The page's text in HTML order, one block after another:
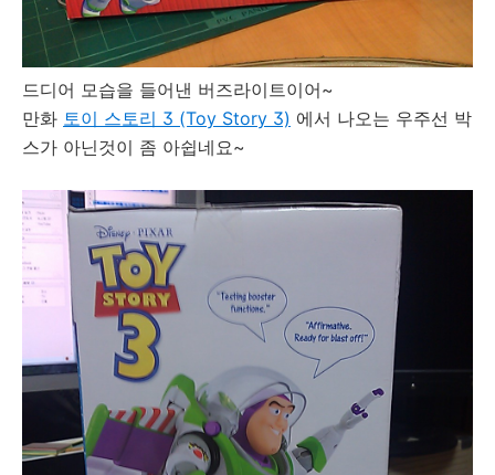
드디어 모습을 들어낸 버즈라이트이어~
만화 토이 스토리 3 (Toy Story 3) 에서 나오는 우주선 박
스가 아닌것이 좀 아쉽네요~